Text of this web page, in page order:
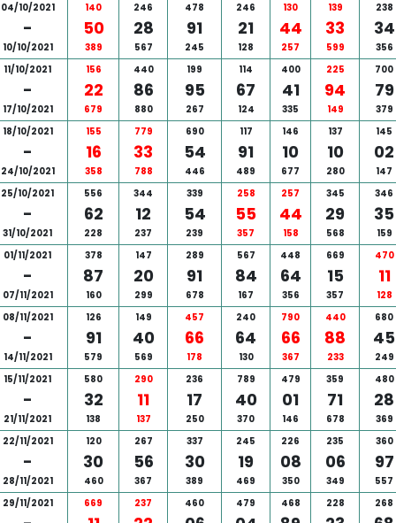
04/10/2021
-
10/10/2021
140
50
389
246
28
567
478
91
245
246
21
128
130
44
257
139
33
599
238
34
356
11/10/2021
-
17/10/2021
156
22
679
440
86
880
199
95
267
114
67
124
400
41
335
225
94
149
700
79
379
18/10/2021
-
24/10/2021
155
16
358
779
33
788
690
54
446
117
91
489
146
10
677
137
10
280
145
02
147
25/10/2021
-
31/10/2021
556
62
228
344
12
237
339
54
239
258
55
357
257
44
158
345
29
568
346
35
159
01/11/2021
-
07/11/2021
378
87
160
147
20
299
289
91
678
567
84
167
448
64
356
669
15
357
470
11
128
08/11/2021
-
14/11/2021
126
91
579
149
40
569
457
66
178
240
64
130
790
66
367
440
88
233
680
45
249
15/11/2021
-
21/11/2021
580
32
138
290
11
137
236
17
250
789
40
370
479
01
146
359
71
678
480
28
369
22/11/2021
-
28/11/2021
120
30
460
267
56
367
337
30
389
245
19
469
226
08
350
235
06
349
360
97
557
29/11/2021
669 237 460 479 468 228 268